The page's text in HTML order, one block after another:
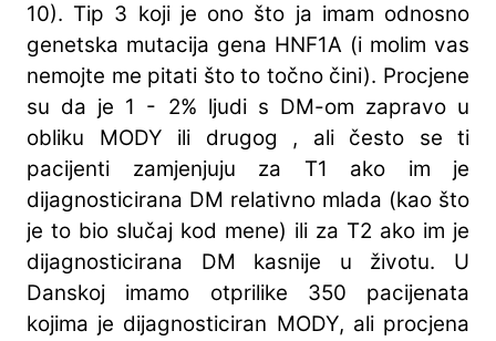
10). Tip 3 koji je ono što ja imam odnosno
genetska mutacija gena HNF1A (i molim vas
nemojte me pitati što to točno čini). Procjene
su da je 1 - 2% ljudi s DM-om zapravo u
obliku MODY ili drugog , ali često se ti
pacijenti zamjenjuju za T1 ako im je
dijagnosticirana DM relativno mlada (kao što
je to bio slučaj kod mene) ili za T2 ako im je
dijagnosticirana DM kasnije u životu. U
Danskoj imamo otprilike 350 pacijenata
kojima je dijagnosticiran MODY, ali procjena